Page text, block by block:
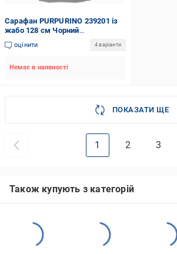
Сарафан PURPURINO 239201 із
жабо 128 см Чорний
(239201/128)
оцінити 4 варіанти
Немає в наявності
ПОКАЗАТИ ЩЕ
1 2 3
Також купують з категорій